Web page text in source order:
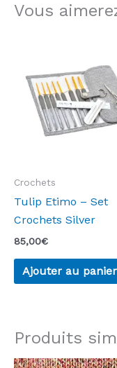
Vous
Crochets
Tulip Etimo – Set
Crochets Silver
85,00€
Ajouter au panier
Produits